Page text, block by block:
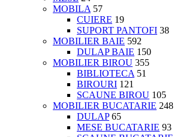
MOBILA 57
CUIERE 19
SUPORT PANTOFI 38
MOBILIER BAIE 592
DULAP BAIE 150
MOBILIER BIROU 355
BIBLIOTECA 51
BIROURI 121
SCAUNE BIROU 105
MOBILIER BUCATARIE 248
DULAP 65
MESE BUCATARIE 93